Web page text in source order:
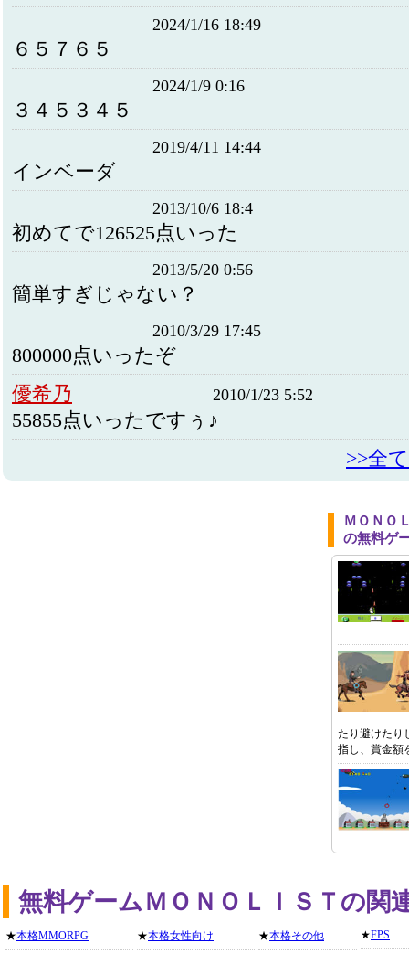
2024/1/16 18:49
６５７６５
2024/1/9 0:16
３４５３４５
2019/4/11 14:44
インベーダ
2013/10/6 18:4
初めてで126525点いった
2013/5/20 0:56
簡単すぎじゃない？
2010/3/29 17:45
800000点いったぞ
優希乃
2010/1/23 5:52
55855点いったですぅ♪
>>全
ＭＯＮＯ
の無料ゲ
たり避けたり
指し、賞金額
無料ゲームＭＯＮＯＬＩＳＴの関
★本格MMORPG ★本格女性向け ★本格その他 ★FPS